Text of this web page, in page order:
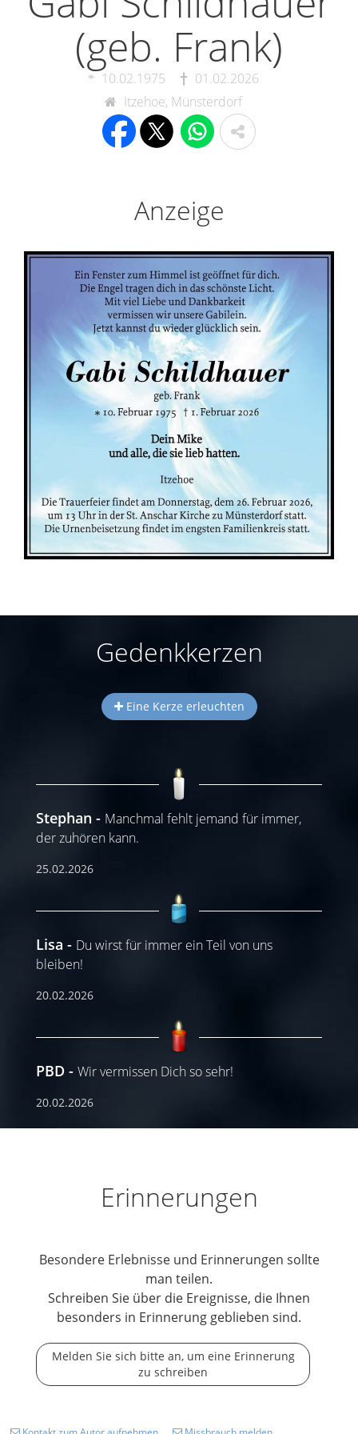
(geb. Frank)
10.02.1975
01.02.2026
Itzehoe, Münsterdorf
Anzeige
Gedenkkerzen
Eine Kerze erleuchten
Stephan
Manchmal fehlt jemand für immer,
der zuhören kann.
25.02.2026
Lisa
Du wirst für immer ein Teil von uns
bleiben!
20.02.2026
PBD Wir vermissen Dich so sehr!
20.02.2026
Erinnerungen
Besondere Erlebnisse und Erinnerungen sollte
man teilen.
Schreiben Sie über die Ereignisse, die Ihnen
besonders in Erinnerung geblieben sind.
Melden Sie sich bitte an, um eine Erinnerung
zu schreiben